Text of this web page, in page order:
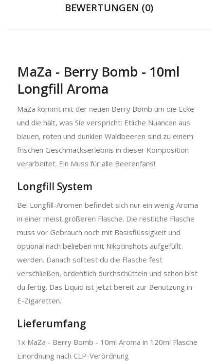
BEWERTUNGEN (0)
MaZa - Berry Bomb - 10ml
Longfill Aroma
MaZa kommt mit der neuen Berry Bomb um die Ecke -
und die hält, was Sie verspricht: Etliche Nuancen aus
blauen, roten und dunklen Waldbeeren sind zu einem
frischen Geschmackserlebnis in dieser Komposition
verarbeitet. Ein Muss für alle Beerenfans!
Longfill System
Bei Longfill-Aromen befindet sich nur ein wenig Aroma
in einer meist größeren Flasche. Die restliche Flasche
muss vor Gebrauch noch mit Basisflüssigkeit und
optional nach belieben mit Nikotinshots aufgefüllt
werden. Danach solltest du die Flasche fest
verschließen, ordentlich durchschütteln und schon bist
du fertig. Das Liquid ist jetzt bereit zur Benutzung in
E-Zigaretten.
Lieferumfang
1x MaZa - Berry Bomb - 10ml Aroma in 120ml Flasche
Einordnung nach CLP-Verordnung